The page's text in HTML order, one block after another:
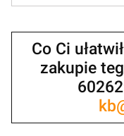
Co Ci
zakupie